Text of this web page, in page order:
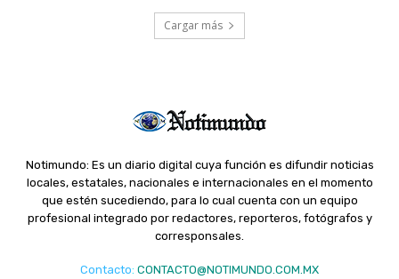
Cargar más
Notimundo: Es un diario digital cuya función es difundir noticias
locales, estatales, nacionales e internacionales en el momento
que estén sucediendo, para lo cual cuenta con un equipo
profesional integrado por redactores, reporteros, fotógrafos y
corresponsales.
Contacto: CONTACTO@NOTIMUNDO.COM.MX